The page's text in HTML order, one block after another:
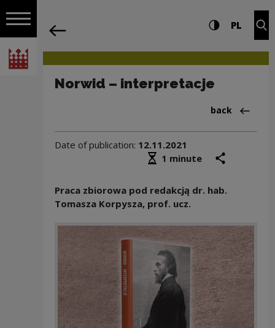
Open navigation
National Centre for Culture Poland
Navigation Settings and search
High contrast
PL
Norwid – interpretacje
Back
back
Date of publication: 12.11.2021
Średni czas czytania
1 minute
Praca zbiorowa pod redakcją dr. hab.
Tomasza Korpysza, prof. ucz.